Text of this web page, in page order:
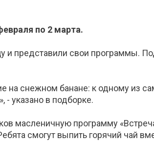
по 2 марта.
и представили свои программы.
на снежном банане: к одному
- указано в подборке.
масленичную программу
смогут выпить горячий чай